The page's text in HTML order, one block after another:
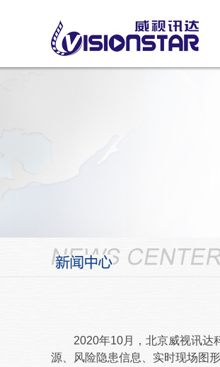
2020年10月，北京威视讯达科
源、风险隐患信息、实时现场图